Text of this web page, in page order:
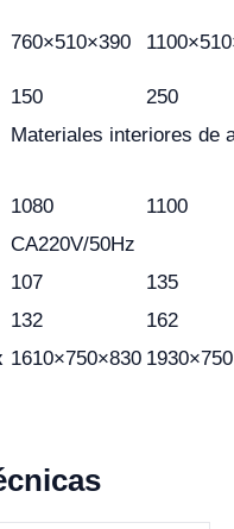
760×510×390
150
250
Materiales interiores de
1080
1100
CA220V/50Hz
107
135
132
162
1610×750×830